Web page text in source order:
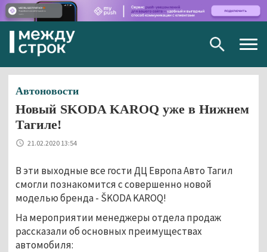
Автоновости
Новый SKODA KAROQ уже в Нижнем
Тагиле!
21.02.2020 13:54
В эти выходные все гости ДЦ Европа Авто Тагил
смогли познакомится с совершенно новой
моделью бренда - ŠKODA KAROQ!
На мероприятии менеджеры отдела продаж
рассказали об основных преимуществах
автомобиля: